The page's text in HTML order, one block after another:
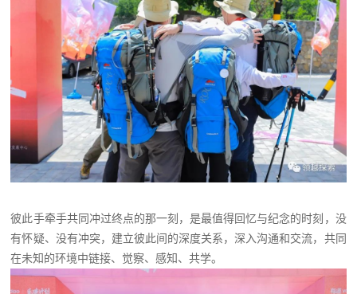
彼此手牵手共同冲过终点的那一刻，是最值得回忆与纪念的时刻，没
有怀疑、没有冲突，建立彼此间的深度关系，深入沟通和交流，共同
在未知的环境中链接、觉察、感知、共学。